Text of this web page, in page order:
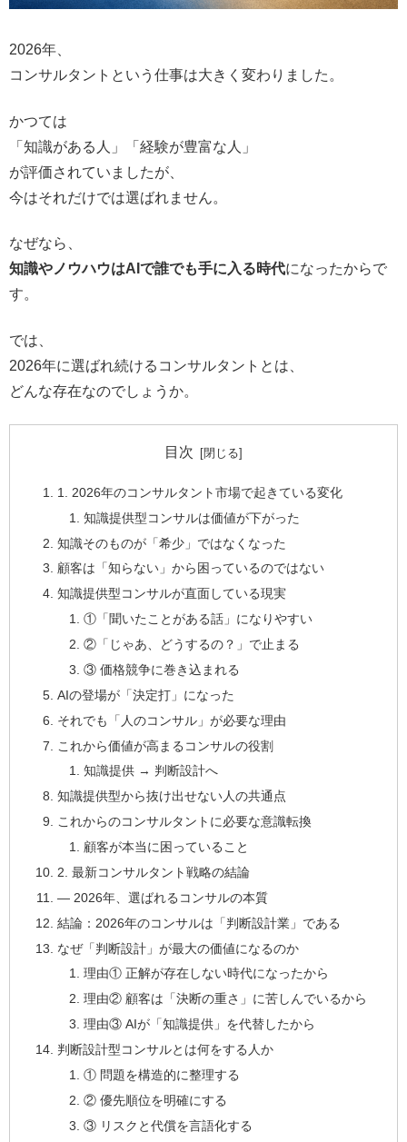
2026年、
コンサルタントという仕事は大きく変わりました。
かつては
「知識がある人」「経験が豊富な人」
が評価されていましたが、
今はそれだけでは選ばれません。
なぜなら、
知識やノウハウはAIで誰でも手に入る時代になったからで
す。
では、
2026年に選ばれ続けるコンサルタントとは、
どんな存在なのでしょうか。
目次
1. 2026年のコンサルタント市場で起きている変化
知識提供型コンサルは価値が下がった
知識そのものが「希少」ではなくなった
顧客は「知らない」から困っているのではない
知識提供型コンサルが直面している現実
①「聞いたことがある話」になりやすい
②「じゃあ、どうするの？」で止まる
③ 価格競争に巻き込まれる
AIの登場が「決定打」になった
それでも「人のコンサル」が必要な理由
これから価値が高まるコンサルの役割
知識提供 → 判断設計へ
知識提供型から抜け出せない人の共通点
これからのコンサルタントに必要な意識転換
顧客が本当に困っていること
2. 最新コンサルタント戦略の結論
― 2026年、選ばれるコンサルの本質
結論：2026年のコンサルは「判断設計業」である
なぜ「判断設計」が最大の価値になるのか
理由① 正解が存在しない時代になったから
理由② 顧客は「決断の重さ」に苦しんでいるから
理由③ AIが「知識提供」を代替したから
判断設計型コンサルとは何をする人か
① 問題を構造的に整理する
② 優先順位を明確にする
③ リスクと代償を言語化する